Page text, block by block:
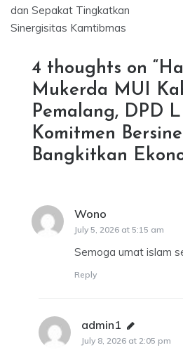
dan Sepakat Tingkatkan
Sinergisitas Kamtibmas
4 thoughts on “
Mukerda MUI
Pemalang, DPD
Komitmen
Bangkitkan
Wono
July 5, 2026 at 5:15 am
Semoga umat islam
Reply
admin1 says:
July 8, 2026 at 2:05 pm